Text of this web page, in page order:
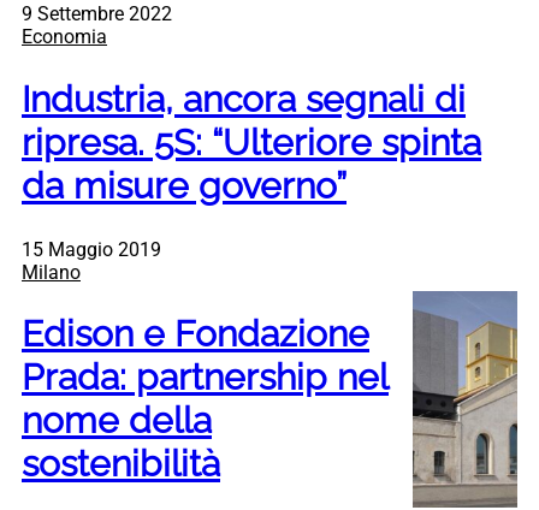
9 Settembre 2022
Economia
Industria, ancora segnali di
ripresa. 5S: “Ulteriore spinta
da misure governo”
15 Maggio 2019
Milano
Edison e Fondazione
Prada: partnership nel
nome della
sostenibilità